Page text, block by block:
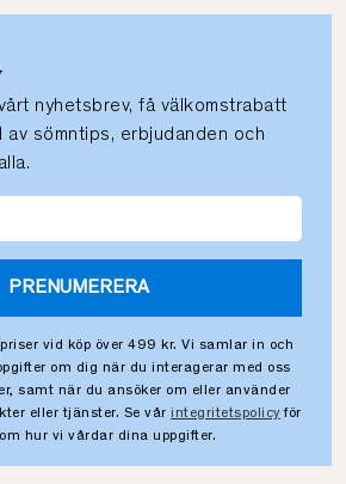
nyhetsbrev, få välkomstrabatt
av sömntips, erbjudanden och
PRENUMERERA
vid köp över 499 kr. Vi samlar in och
om dig när du interagerar med oss
samt när du ansöker om eller använder
eller tjänster. Se vår integritetspolicy för
hur vi vårdar dina uppgifter.